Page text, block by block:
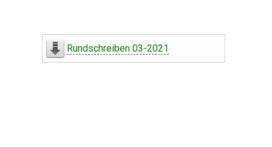
Rundschreiben 03-2021